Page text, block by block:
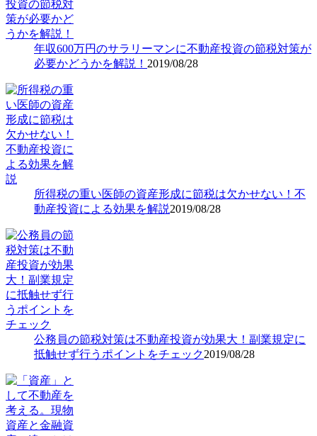
年収600万円のサラリーマンに不動産投資の節税対策が
必要かどうかを解説！ 2019/08/28
所得税の重い医師の資産形成に節税は欠かせない！不
動産投資による効果を解説2019/08/28
公務員の節税対策は不動産投資が効果大！副業規定に
抵触せず行うポイントをチェック2019/08/28